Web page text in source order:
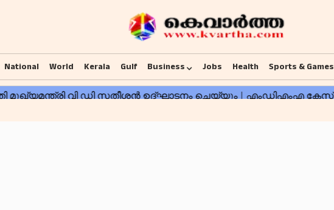
National World Kerala Gulf Business Jobs Health Sports & Games